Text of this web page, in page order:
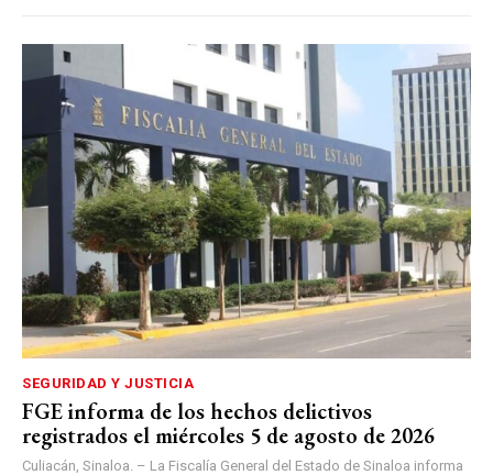
SEGURIDAD Y JUSTICIA
FGE informa de los hechos delictivos
registrados el miércoles 5 de agosto de 2026
Culiacán, Sinaloa. – La Fiscalía General del Estado de Sinaloa informa